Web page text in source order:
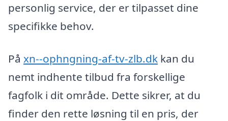
personlig service, der er tilpasset dine
specifikke behov.
På xn--ophngning-af-tv-zlb.dk kan du
nemt indhente tilbud fra forskellige
fagfolk i dit område. Dette sikrer, at du
finder den rette løsning til en pris, der